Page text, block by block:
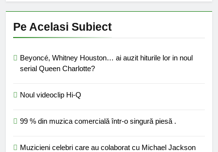
Pe Acelasi Subiect
Beyoncé, Whitney Houston… ai auzit hiturile lor in noul
serial Queen Charlotte?
Noul videoclip Hi-Q
99 % din muzica comercială într-o singură piesă .
Muzicieni celebri care au colaborat cu Michael Jackson